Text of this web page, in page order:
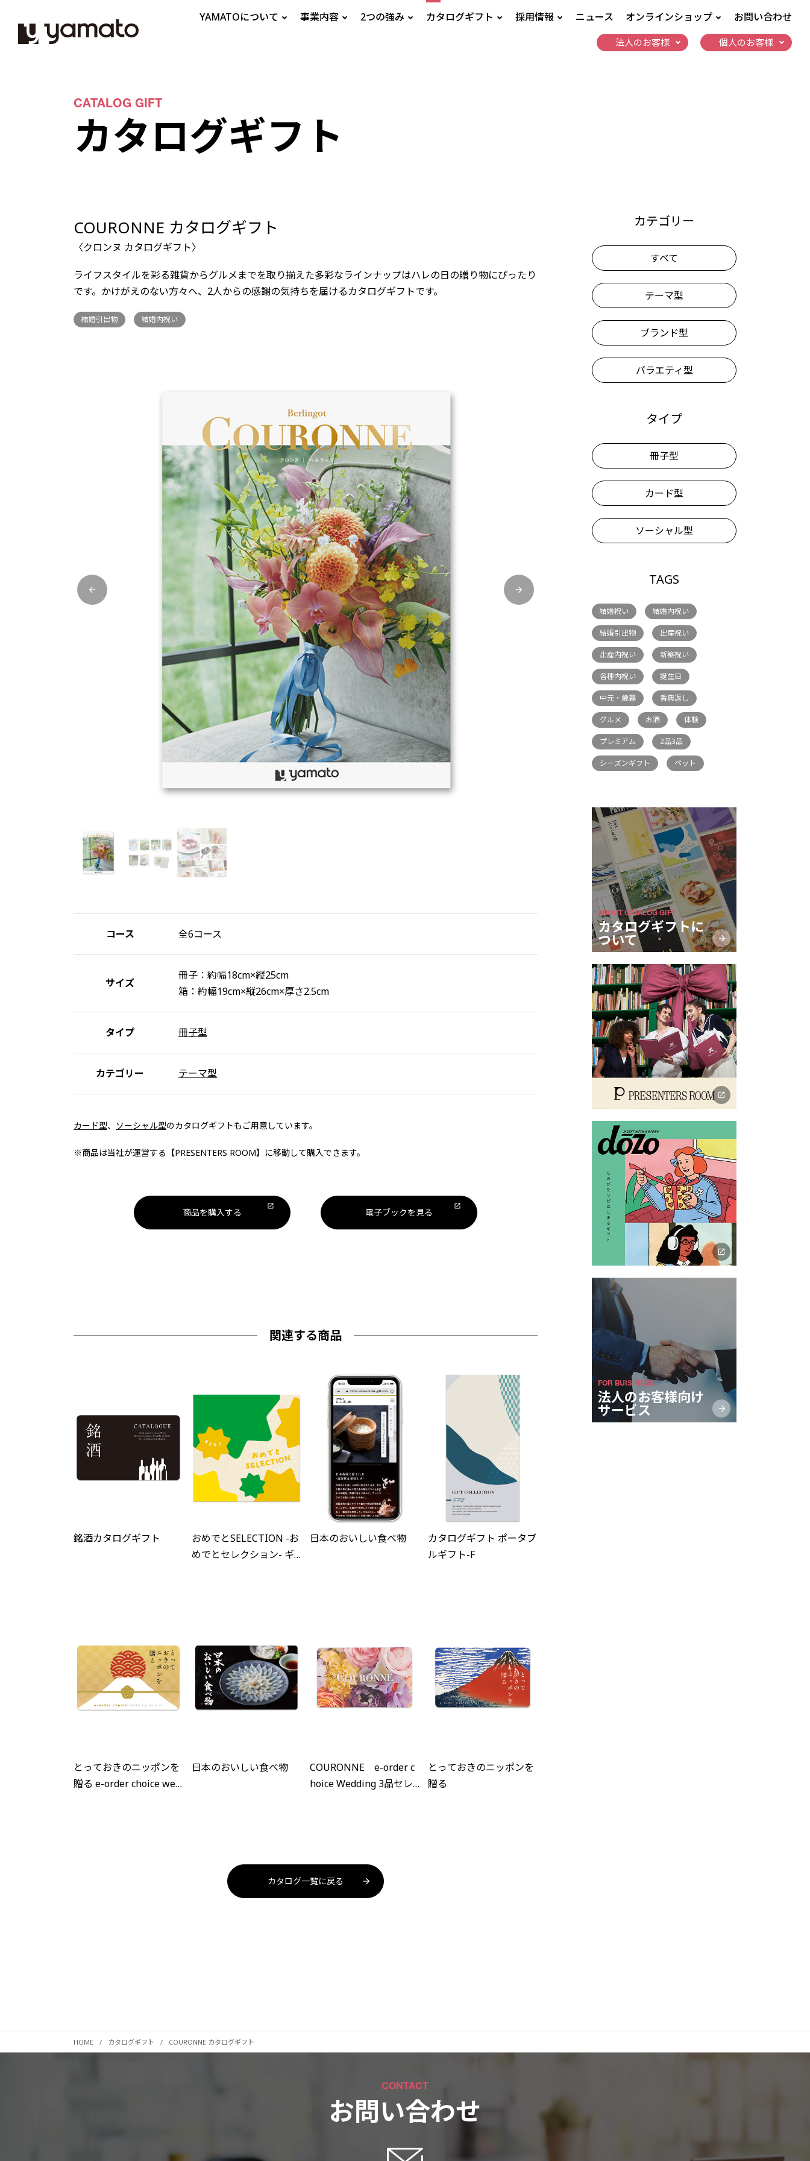
YAMATOについて 事業内容 2つの強み カタログギフト 採用情報 ニュース オンラインショップ お問い合わせ
法人のお客様 個人のお客様
CATALOG GIFT
カタログギフト
COURONNE カタログギフト
〈クロンヌ カタログギフト〉
ライフスタイルを彩る雑貨からグルメまでを取り揃えた多彩なラインナップはハレの日の贈り物にぴったり
です。かけがえのない方々へ、2人からの感謝の気持ちを届けるカタログギフトです。
結婚引出物 結婚内祝い
コース 全6コース
サイズ
冊子：約幅18cm×縦25cm
箱：約幅19cm×縦26cm×厚さ2.5cm
タイプ 冊子型
カテゴリー テーマ型
カード型、 ソーシャル型のカタログギフトもご用意しています。
※商品は当社が運営する【PRESENTERS ROOM】に移動して購入できます。
商品を購入する 電子ブックを見る
関連する商品
銘酒カタログギフト
おめでとSELECTION -お
めでとセレクション- ギ
日本のおいしい食べ物
カタログギフト ポータブ
ルギフト-F
とっておきのニッポンを
贈る e-order choice wed
日本のおいしい食べ物
COURONNE e-order c
hoice Wedding 3品セレ
とっておきのニッポンを
贈る
カタログ一覧に戻る
カテゴリー
すべて
テーマ型
ブランド型
バラエティ型
タイプ
冊子型
カード型
ソーシャル型
TAGS
結婚祝い 結婚内祝い
結婚引出物 出産祝い
出産内祝い 新築祝い
各種内祝い 誕生日
中元・歳暮 香典返し
グルメ お酒 体験
プレミアム 2品3品
シーズンギフト ペット
ABOUT CATALOG GIFT
カタログギフトに
ついて
FOR BUISINESS
法人のお客様向け
サービス
HOME カタログギフト COURONNE カタログギフト
CONTACT
お問い合わせ